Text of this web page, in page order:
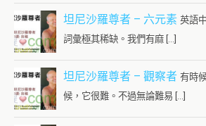
坦尼沙羅尊者 – 六元素 英語
詞彙極其稀缺。我們有麻 […]
坦尼沙羅尊者 – 觀察者 有時
候，它很難。不過無論難易 […]